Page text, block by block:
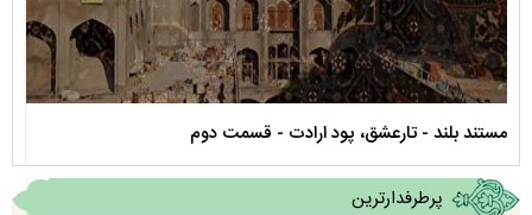
نماهنگ صحن حضرت زهرا سلام الله علیها
پرطرفدارترین